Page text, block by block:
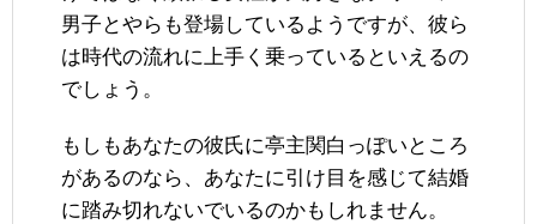
男子とやらも登場しているようですが、彼ら
は時代の流れに上手く乗っているといえるの
でしょう。
もしもあなたの彼氏に亭主関白っぽいところ
があるのなら、あなたに引け目を感じて結婚
に踏み切れないでいるのかもしれません。